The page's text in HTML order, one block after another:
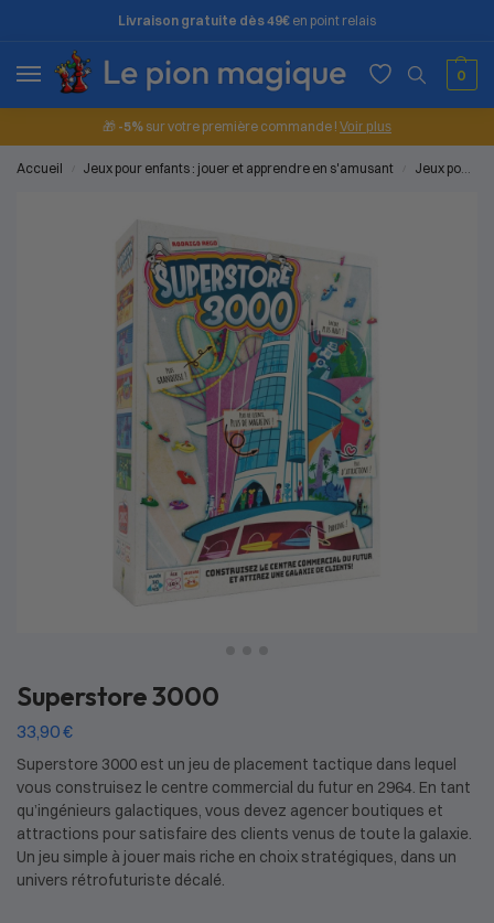
Livraison gratuite dès 49€ en point relais
0
🎁 -5% sur votre première commande ! Voir plus
Accueil Jeux pour enfants : jouer et apprendre en s'amusant Jeux pour les grands (8 à 10 ans)
Superstore 3000
33,90€
Superstore 3000 est un jeu de placement tactique dans lequel
vous construisez le centre commercial du futur en 2964. En tant
qu’ingénieurs galactiques, vous devez agencer boutiques et
attractions pour satisfaire des clients venus de toute la galaxie.
Un jeu simple à jouer mais riche en choix stratégiques, dans un
univers rétrofuturiste décalé.